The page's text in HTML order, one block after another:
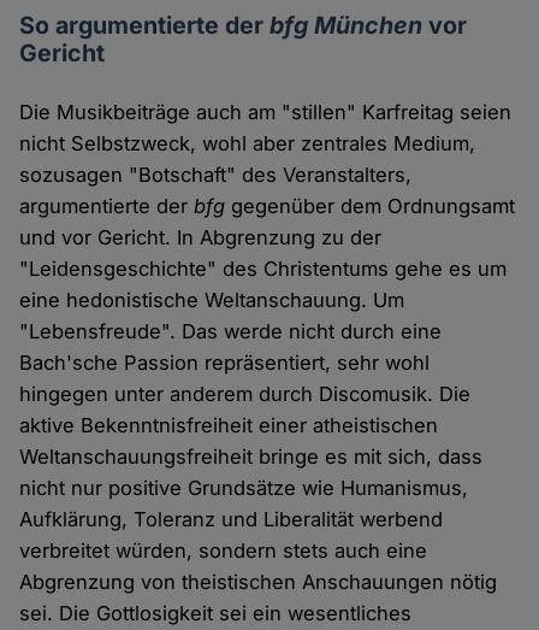
So argumentierte derbfg München vor
Gericht
Die Musikbeiträge auch am "stillen" Karfreitag seien
nicht Selbstzweck, wohl aber zentrales Medium,
sozusagen "Botschaft" des Veranstalters,
argumentierte derbfg gegenüber dem Ordnungsamt
und vor Gericht. In Abgrenzung zu der
"Leidensgeschichte" des Christentums gehe es um
eine hedonistische Weltanschauung. Um
"Lebensfreude". Das werde nicht durch eine
Bach'sche Passion repräsentiert, sehr wohl
hingegen unter anderem durch Discomusik. Die
aktive Bekenntnisfreiheit einer atheistischen
Weltanschauungsfreiheit bringe es mit sich, dass
nicht nur positive Grundsätze wie Humanismus,
Aufklärung, Toleranz und Liberalität werbend
verbreitet würden, sondern stets auch eine
Abgrenzung von theistischen Anschauungen nötig
sei. Die Gottlosigkeit sei ein wesentliches